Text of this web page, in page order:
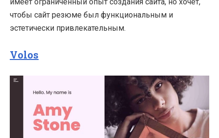
имеет ограниченный опыт создания сайта, но хочет,
чтобы сайт резюме был функциональным и
эстетически привлекательным.
Volos